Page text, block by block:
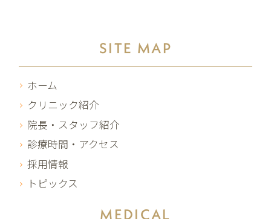
SITE MAP
ホーム
クリニック紹介
院長・スタッフ紹介
診療時間・アクセス
採用情報
トピックス
MEDICAL